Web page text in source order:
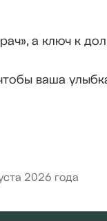
а ключ к
ваша
2026 года